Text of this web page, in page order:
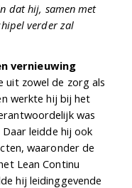
dat hij, samen met
verder zal
vernieuwing
uit zowel de zorg als
werkte hij bij het
was
leidde hij ook
waaronder de
Lean Continu
hij leidinggevende